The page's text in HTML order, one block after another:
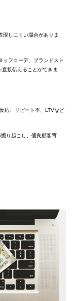
現しにくい場合がありま
ッフコーデ、ブランドスト
接伝えることができま
応、リピート率、LTVなど
り起こし、優良顧客育